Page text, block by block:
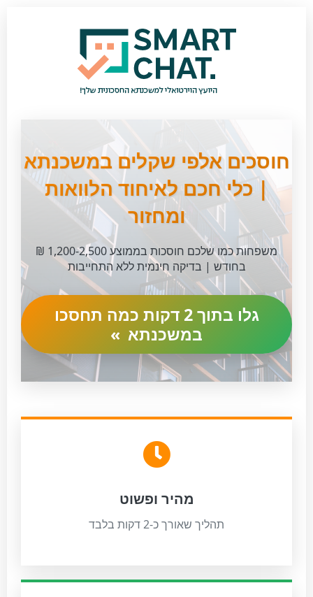
חוסכים אלפי שקלים במשכנתא
| כלי חכם לאיחוד הלוואות
ומחזור
משפחות כמו שלכם חוסכות בממוצע 1,200-2,500 ₪
בחודש | בדיקה חינמית ללא התחייבות
גלו בתוך 2 דקות כמה תחסכו
במשכנתא »
מהיר ופשוט
תהליך שאורך כ-2 דקות בלבד